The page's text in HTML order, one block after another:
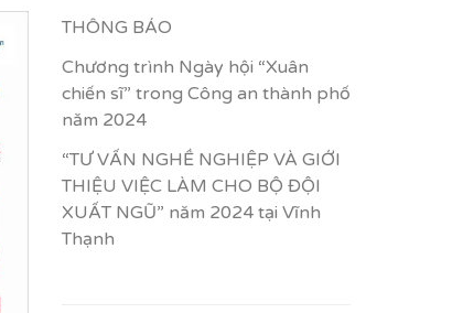
THÔNG BÁO
Chương trình Ngày hội “Xuân
chiến sĩ” trong Công an thành phố
năm 2024
“TƯ VẤN NGHỀ NGHIỆP VÀ GIỚI
THIỆU VIỆC LÀM CHO BỘ ĐỘI
XUẤT NGŨ” năm 2024 tại Vĩnh
Thạnh